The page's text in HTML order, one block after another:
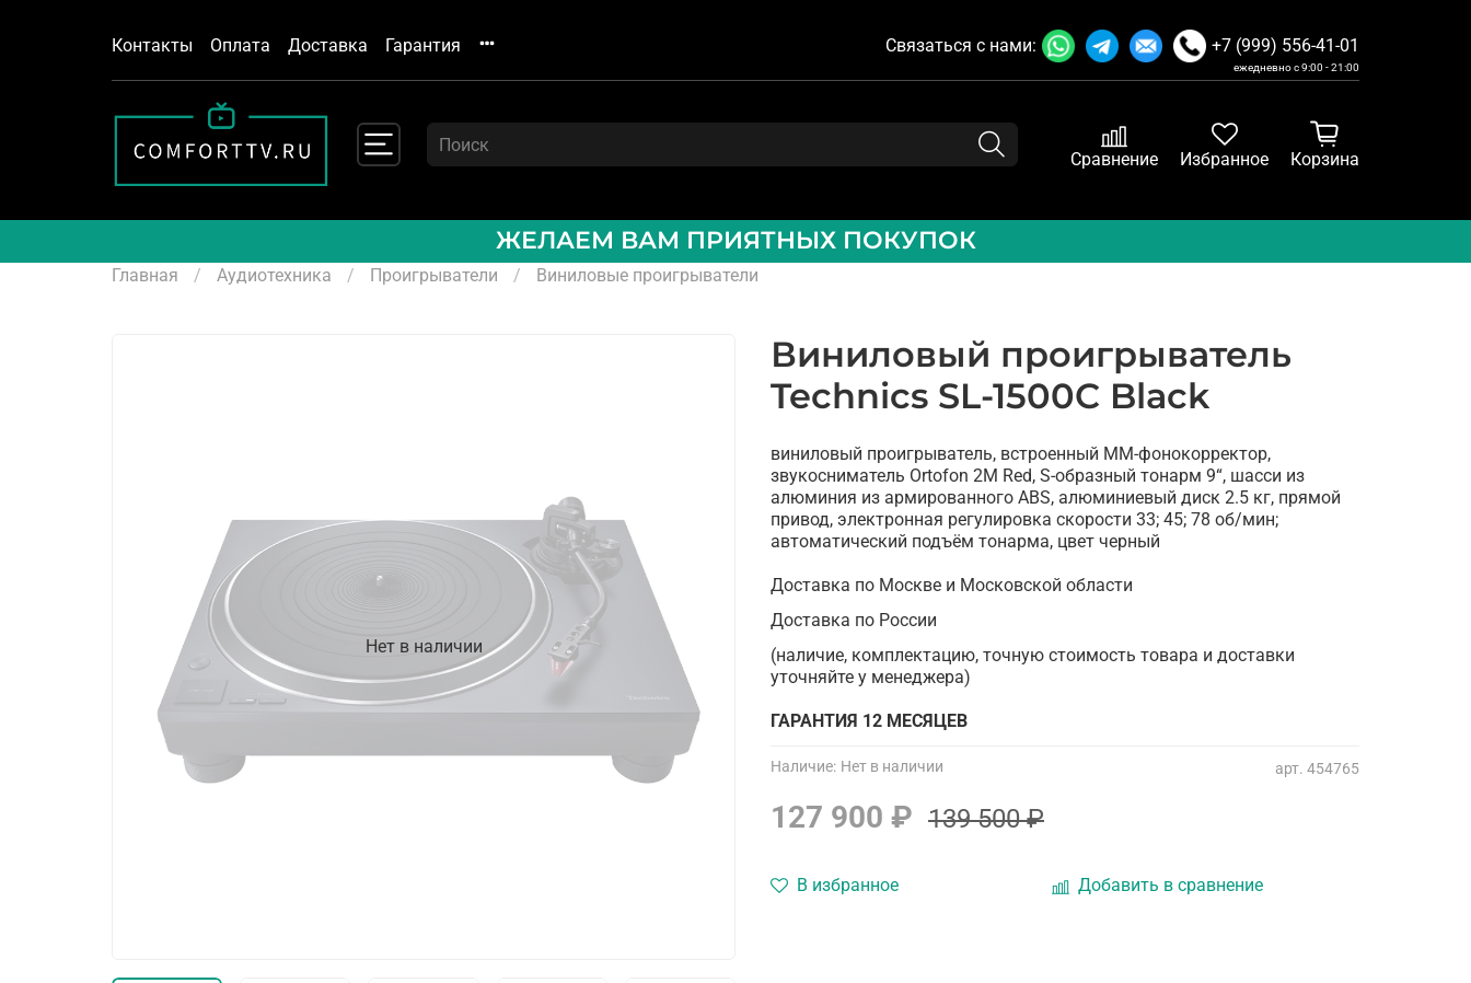
Контакты Оплата Доставка Гарантия Связаться с нами: +7 (999) 556-41-01
ежедневно с 9:00 - 21:00
Сравнение Избранное Корзина
ЖЕЛАЕМ ВАМ ПРИЯТНЫХ ПОКУПОК
Главная Аудиотехника Проигрыватели Виниловые проигрыватели
Нет в наличии
арт. 454765
Наличие: Нет в наличии
Виниловый проигрыватель
Technics SL-1500C Black
127 900 ₽ 139 500 ₽
В избранное Добавить в сравнение
виниловый проигрыватель, встроенный ММ-фонокорректор,
звукосниматель Ortofon 2M Red, S-образный тонарм 9“, шасси из
алюминия из армированного ABS, алюминиевый диск 2.5 кг, прямой
привод, электронная регулировка скорости 33; 45; 78 об/мин;
автоматический подъём тонарма, цвет черный
Доставка по Москве и Московской области
Доставка по России
(наличие, комплектацию, точную стоимость товара и доставки
уточняйте у менеджера)
ГАРАНТИЯ 12 МЕСЯЦЕВ